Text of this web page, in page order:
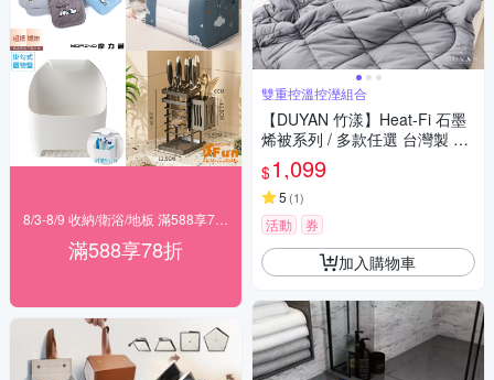
滿588享78折
雙重控溫控溼組合
【DUYAN 竹漾】Heat-Fi 石墨
烯被系列 / 多款任選 台灣製 冬
被 棉被
$1,099
5 (1)
活動 券
加入購物車